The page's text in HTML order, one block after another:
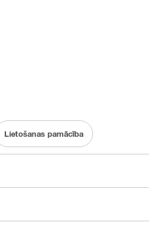
Lietošanas pamācība